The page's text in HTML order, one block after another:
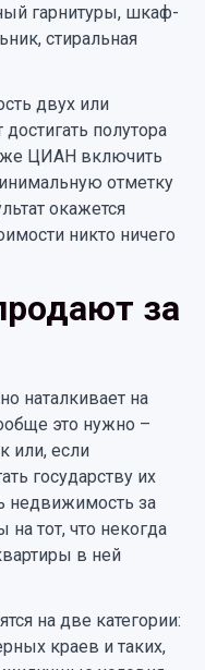
гарнитуры, шкаф-
стиральная
двух или
полутора
же ЦИАН включить
отметку
окажется
никто ничего
за
наталкивает на
это нужно –
или, если
государству их
недвижимость за
на тот, что некогда
в ней
на две категории:
краев и таких,